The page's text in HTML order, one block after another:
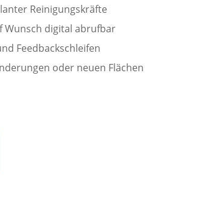
Reinigungskräfte
Wunsch digital abrufbar
Feedbackschleifen
oder neuen Flächen